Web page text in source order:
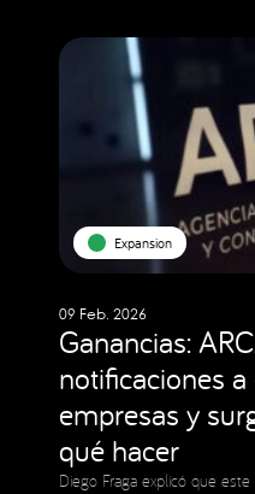
Expansion
09 Feb. 2026
Ganancias:
notificaciones
empresas y
qué hacer
Diego Fraga explicó que